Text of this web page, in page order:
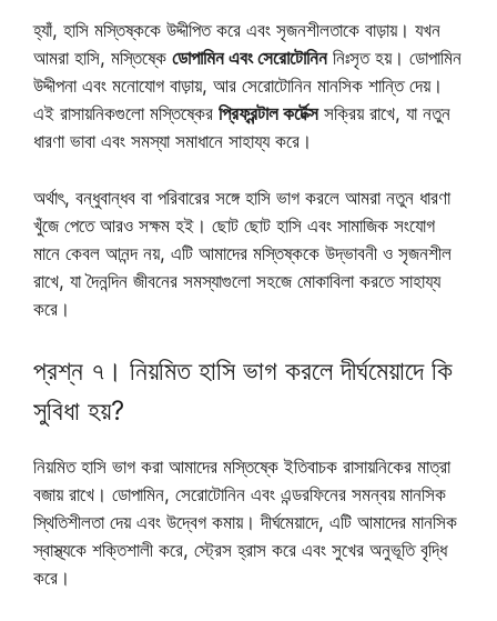
হ্যাঁ, হাসি মস্তিষ্ককে উদ্দীপিত করে এবং সৃজনশীলতাকে বাড়ায়। যখন
আমরা হাসি, মস্তিষ্কে ডোপামিন এবং সেরোটোনিননিঃসৃত হয়। ডোপামিন
উদ্দীপনা এবং মনোযোগ বাড়ায়, আর সেরোটোনিন মানসিক শান্তি দেয়।
এই রাসায়নিকগুলো মস্তিষ্কের প্রিফ্রন্টাল কর্টেক্সসক্রিয় রাখে, যা নতুন
ধারণা ভাবা এবং সমস্যা সমাধানে সাহায্য করে।
অর্থাৎ, বন্ধুবান্ধব বা পরিবারের সঙ্গে হাসি ভাগ করলে আমরা নতুন ধারণা
খুঁজে পেতে আরও সক্ষম হই। ছোট ছোট হাসি এবং সামাজিক সংযোগ
মানে কেবল আনন্দ নয়, এটি আমাদের মস্তিষ্ককে উদ্ভাবনী ও সৃজনশীল
রাখে, যা দৈনন্দিন জীবনের সমস্যাগুলো সহজে মোকাবিলা করতে সাহায্য
করে।
প্রশ্ন ৭। নিয়মিত হাসি ভাগ করলে দীর্ঘমেয়াদে কি
সুবিধা হয়?
নিয়মিত হাসি ভাগ করা আমাদের মস্তিষ্কে ইতিবাচক রাসায়নিকের মাত্রা
বজায় রাখে। ডোপামিন, সেরোটোনিন এবং এন্ডরফিনের সমন্বয় মানসিক
স্থিতিশীলতা দেয় এবং উদ্বেগ কমায়। দীর্ঘমেয়াদে, এটি আমাদের মানসিক
স্বাস্থ্যকে শক্তিশালী করে, স্ট্রেস হ্রাস করে এবং সুখের অনুভূতি বৃদ্ধি
করে।